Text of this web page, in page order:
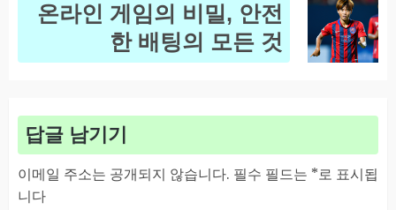
Next
온라인 게임의 비밀, 안전
한 배팅의 모든 것
답글 남기기
이메일 주소는 공개되지 않습니다. 필수 필드는 *로 표시됩
니다